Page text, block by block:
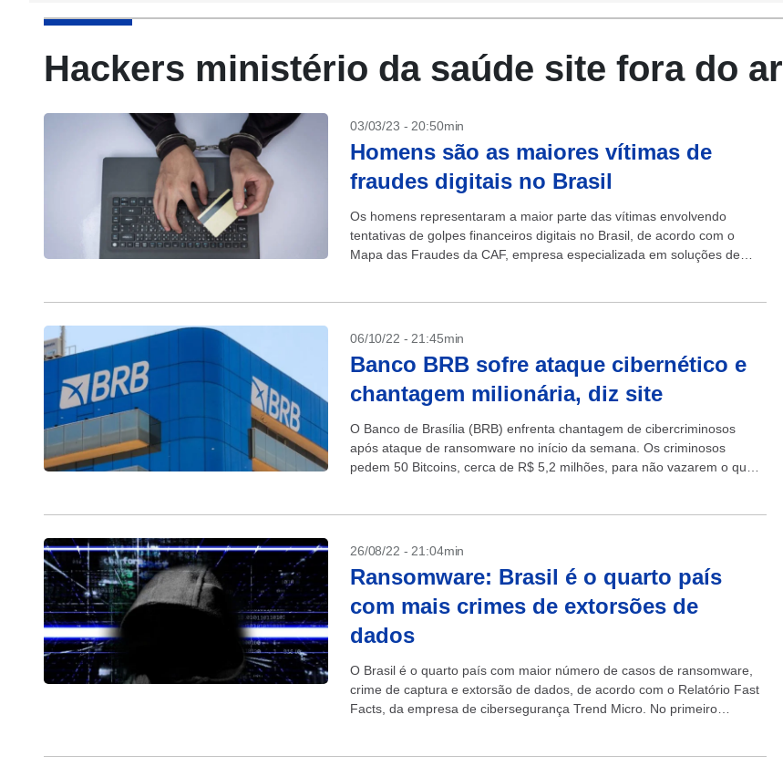
Hackers ministério da saúde site fora do ar
03/03/23 - 20:50min
Homens são as maiores vítimas de
fraudes digitais no Brasil
Os homens representaram a maior parte das vítimas envolvendo
tentativas de golpes financeiros digitais no Brasil, de acordo com o
Mapa das Fraudes da CAF, empresa especializada em soluções de
06/10/22 - 21:45min
Banco BRB sofre ataque cibernético e
chantagem milionária, diz site
O Banco de Brasília (BRB) enfrenta chantagem de cibercriminosos
após ataque de ransomware no início da semana. Os criminosos
pedem 50 Bitcoins, cerca de R$ 5,2 milhões, para não vazarem o que
26/08/22 - 21:04min
Ransomware: Brasil é o quarto país
com mais crimes de extorsões de
dados
O Brasil é o quarto país com maior número de casos de ransomware,
crime de captura e extorsão de dados, de acordo com o Relatório Fast
Facts, da empresa de cibersegurança Trend Micro. No primeiro